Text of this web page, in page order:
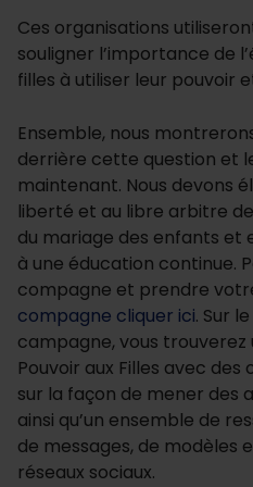
Ces organisations
souligner l’importance de
filles à utiliser leur pouvoir
Ensemble, nous
derrière cette question et
maintenant. Nous devons
liberté et au libre arbitre
du mariage des enfants et
à une éducation continue.
compagne et prendre
compagne cliquer ici. Sur
campagne, vous trouverez
Pouvoir aux Filles avec
sur la façon de mener des
ainsi qu’un ensemble de
de messages, de modèles
réseaux sociaux.